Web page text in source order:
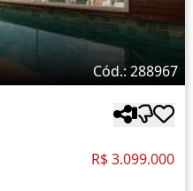
Cód.: 288967
R$ 3.099.000